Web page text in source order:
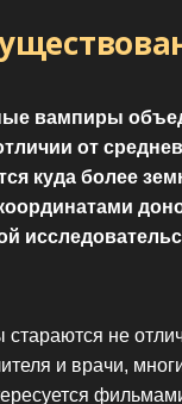
вампиры
от
куда более
не
и врачи,